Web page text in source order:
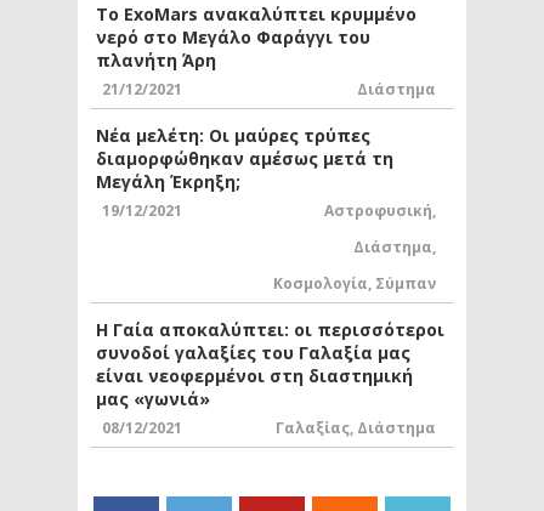
Το ExoMars ανακαλύπτει κρυμμένο
νερό στο Μεγάλο Φαράγγι του
πλανήτη Άρη
21/12/2021 Διάστημα
Νέα μελέτη: Οι μαύρες τρύπες
διαμορφώθηκαν αμέσως μετά τη
Μεγάλη Έκρηξη;
19/12/2021 Αστροφυσική,
Διάστημα,
Κοσμολογία, Σύμπαν
Η Γαία αποκαλύπτει: οι περισσότεροι
συνοδοί γαλαξίες του Γαλαξία μας
είναι νεοφερμένοι στη διαστημική
μας «γωνιά»
08/12/2021 Γαλαξίας, Διάστημα